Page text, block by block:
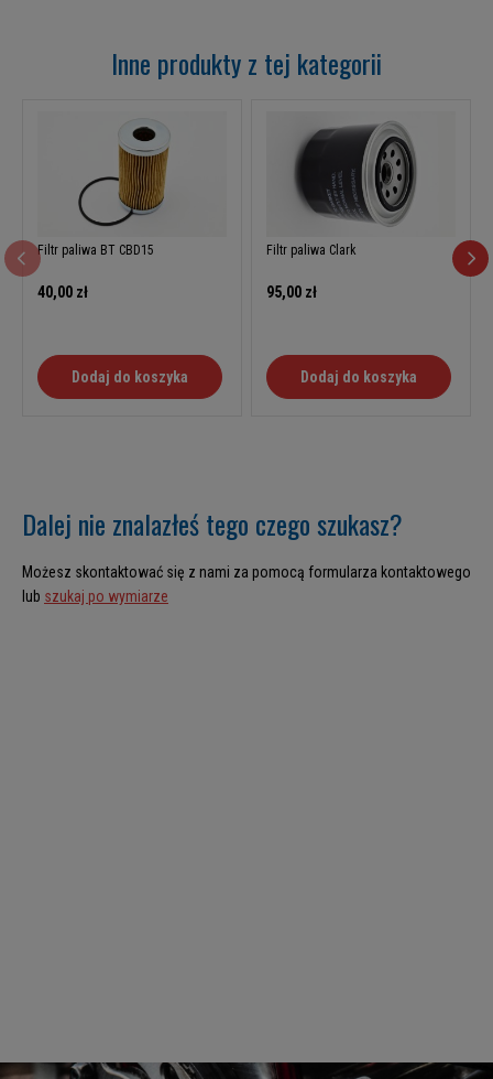
Inne produkty z tej kategorii
Filtr paliwa BT CBD15
40,00 zł
Dodaj do koszyka
Filtr paliwa Clark
95,00 zł
Dodaj do koszyka
Dalej nie znalazłeś tego czego szukasz?
Możesz skontaktować się z nami za pomocą formularza kontaktowego
lub szukaj po wymiarze